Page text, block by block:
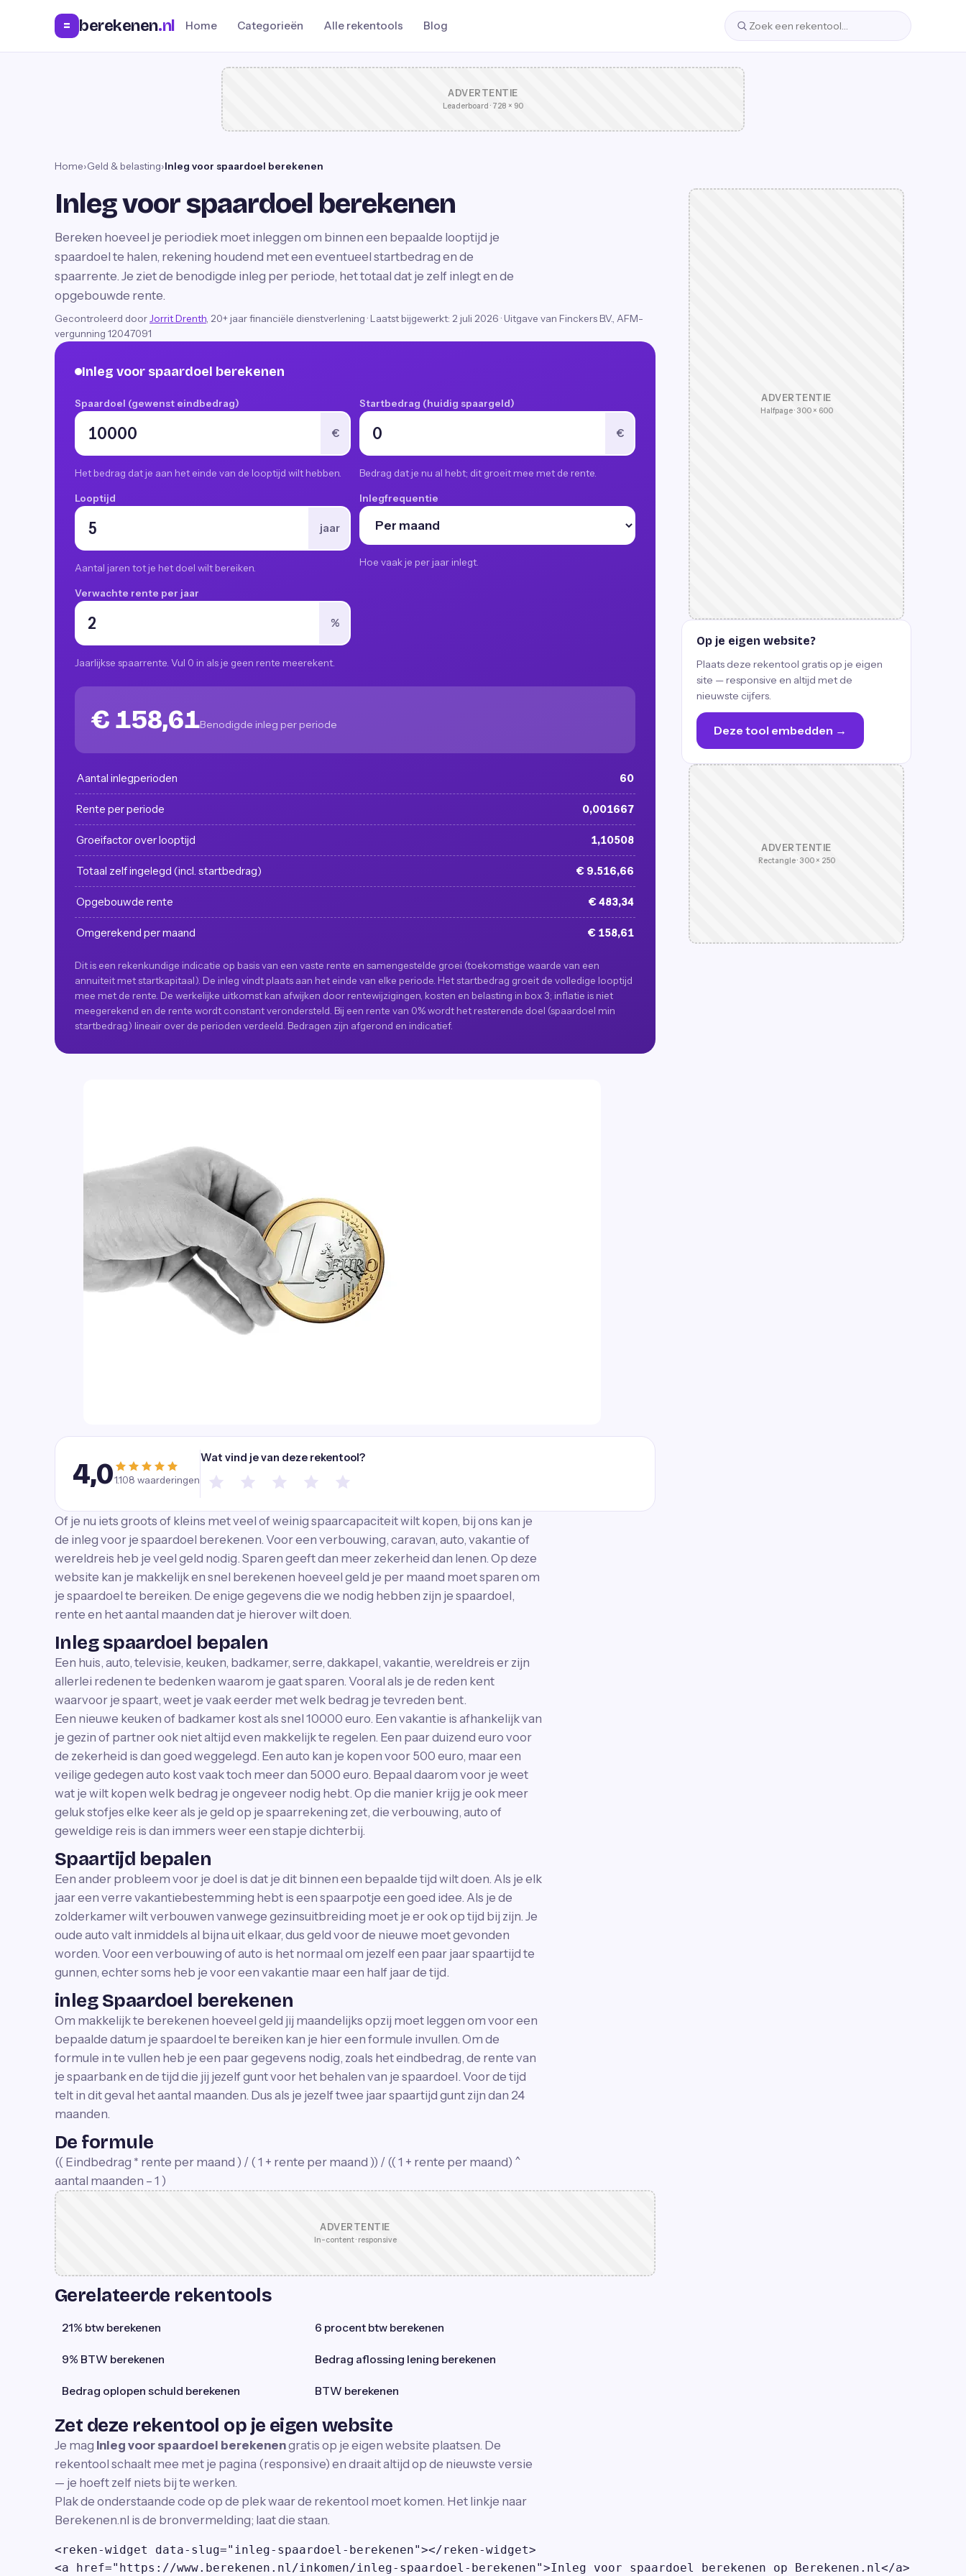
= berekenen.nl Home Categorieën Alle rekentools Blog
ADVERTENTIE
Leaderboard · 728 × 90
Home›Geld & belasting›Inleg voor spaardoel berekenen
Inleg voor spaardoel berekenen
Bereken hoeveel je periodiek moet inleggen om binnen een bepaalde looptijd je
spaardoel te halen, rekening houdend met een eventueel startbedrag en de
spaarrente. Je ziet de benodigde inleg per periode, het totaal dat je zelf inlegt en de
opgebouwde rente.
Gecontroleerd door Jorrit Drenth , 20+ jaar financiële dienstverlening · Laatst bijgewerkt: 2 juli 2026 · Uitgave van Finckers B.V., AFM-
vergunning 12047091
Inleg voor spaardoel berekenen
Spaardoel (gewenst eindbedrag)
€
Het bedrag dat je aan het einde van de looptijd wilt hebben.
Startbedrag (huidig spaargeld)
€
Bedrag dat je nu al hebt; dit groeit mee met de rente.
Looptijd
jaar
Aantal jaren tot je het doel wilt bereiken.
Inlegfrequentie
Hoe vaak je per jaar inlegt.
Verwachte rente per jaar
%
Jaarlijkse spaarrente. Vul 0 in als je geen rente meerekent.
€ 158,61Benodigde inleg per periode
Aantal inlegperioden 60
Rente per periode 0,001667
Groeifactor over looptijd 1,10508
Totaal zelf ingelegd (incl. startbedrag) € 9.516,66
Opgebouwde rente € 483,34
Omgerekend per maand € 158,61
Dit is een rekenkundige indicatie op basis van een vaste rente en samengestelde groei (toekomstige waarde van een
annuiteit met startkapitaal). De inleg vindt plaats aan het einde van elke periode. Het startbedrag groeit de volledige looptijd
mee met de rente. De werkelijke uitkomst kan afwijken door rentewijzigingen, kosten en belasting in box 3; inflatie is niet
meegerekend en de rente wordt constant verondersteld. Bij een rente van 0% wordt het resterende doel (spaardoel min
startbedrag) lineair over de perioden verdeeld. Bedragen zijn afgerond en indicatief.
4,01.108 waarderingen
Wat vind je van deze rekentool?
Of je nu iets groots of kleins met veel of weinig spaarcapaciteit wilt kopen, bij ons kan je
de inleg voor je spaardoel berekenen. Voor een verbouwing, caravan, auto, vakantie of
wereldreis heb je veel geld nodig. Sparen geeft dan meer zekerheid dan lenen. Op deze
website kan je makkelijk en snel berekenen hoeveel geld je per maand moet sparen om
je spaardoel te bereiken. De enige gegevens die we nodig hebben zijn je spaardoel,
rente en het aantal maanden dat je hierover wilt doen.
Inleg spaardoel bepalen
Een huis, auto, televisie, keuken, badkamer, serre, dakkapel, vakantie, wereldreis er zijn
allerlei redenen te bedenken waarom je gaat sparen. Vooral als je de reden kent
waarvoor je spaart, weet je vaak eerder met welk bedrag je tevreden bent.
Een nieuwe keuken of badkamer kost als snel 10000 euro. Een vakantie is afhankelijk van
je gezin of partner ook niet altijd even makkelijk te regelen. Een paar duizend euro voor
de zekerheid is dan goed weggelegd. Een auto kan je kopen voor 500 euro, maar een
veilige gedegen auto kost vaak toch meer dan 5000 euro. Bepaal daarom voor je weet
wat je wilt kopen welk bedrag je ongeveer nodig hebt. Op die manier krijg je ook meer
geluk stofjes elke keer als je geld op je spaarrekening zet, die verbouwing, auto of
geweldige reis is dan immers weer een stapje dichterbij.
Spaartijd bepalen
Een ander probleem voor je doel is dat je dit binnen een bepaalde tijd wilt doen. Als je elk
jaar een verre vakantiebestemming hebt is een spaarpotje een goed idee. Als je de
zolderkamer wilt verbouwen vanwege gezinsuitbreiding moet je er ook op tijd bij zijn. Je
oude auto valt inmiddels al bijna uit elkaar, dus geld voor de nieuwe moet gevonden
worden. Voor een verbouwing of auto is het normaal om jezelf een paar jaar spaartijd te
gunnen, echter soms heb je voor een vakantie maar een half jaar de tijd.
inleg Spaardoel berekenen
Om makkelijk te berekenen hoeveel geld jij maandelijks opzij moet leggen om voor een
bepaalde datum je spaardoel te bereiken kan je hier een formule invullen. Om de
formule in te vullen heb je een paar gegevens nodig, zoals het eindbedrag, de rente van
je spaarbank en de tijd die jij jezelf gunt voor het behalen van je spaardoel. Voor de tijd
telt in dit geval het aantal maanden. Dus als je jezelf twee jaar spaartijd gunt zijn dan 24
maanden.
De formule
(( Eindbedrag * rente per maand ) / ( 1 + rente per maand )) / (( 1 + rente per maand) ^
aantal maanden – 1 )
ADVERTENTIE
In-content · responsive
Gerelateerde rekentools
21% btw berekenen 6 procent btw berekenen
9% BTW berekenen Bedrag aflossing lening berekenen
Bedrag oplopen schuld berekenen BTW berekenen
Zet deze rekentool op je eigen website
Je mag Inleg voor spaardoel berekenengratis op je eigen website plaatsen. De
rekentool schaalt mee met je pagina (responsive) en draait altijd op de nieuwste versie
— je hoeft zelf niets bij te werken.
Plak de onderstaande code op de plek waar de rekentool moet komen. Het linkje naar
Berekenen.nl is de bronvermelding; laat die staan.
<reken-widget data-slug="inleg-spaardoel-berekenen"></reken-widget>
<a href="https://www.berekenen.nl/inkomen/inleg-spaardoel-berekenen">Inleg voor spaardoel berekenen op Berekenen.nl</a>
ADVERTENTIE
Halfpage · 300 × 600
Op je eigen website?
Plaats deze rekentool gratis op je eigen
site — responsive en altijd met de
nieuwste cijfers.
Deze tool embedden →
ADVERTENTIE
Rectangle · 300 × 250